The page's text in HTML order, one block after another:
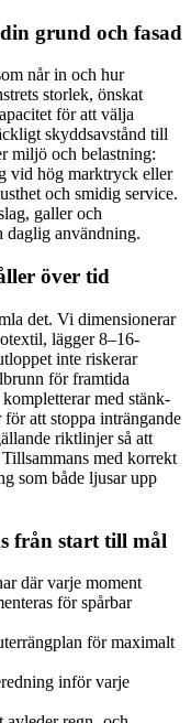
grund och fasad
når in och hur
storlek, önskat
för att välja
skyddsavstånd till
miljö och belastning:
vid hög marktryck eller
och smidig service.
galler och
daglig användning.
över tid
det. Vi dimensionerar
lägger 8–16-
inte riskerar
för framtida
med stänk-
att stoppa inträngande
riktlinjer så att
med korrekt
som både ljusar upp
från start till mål
där varje moment
för spårbar
för maximalt
inför varje